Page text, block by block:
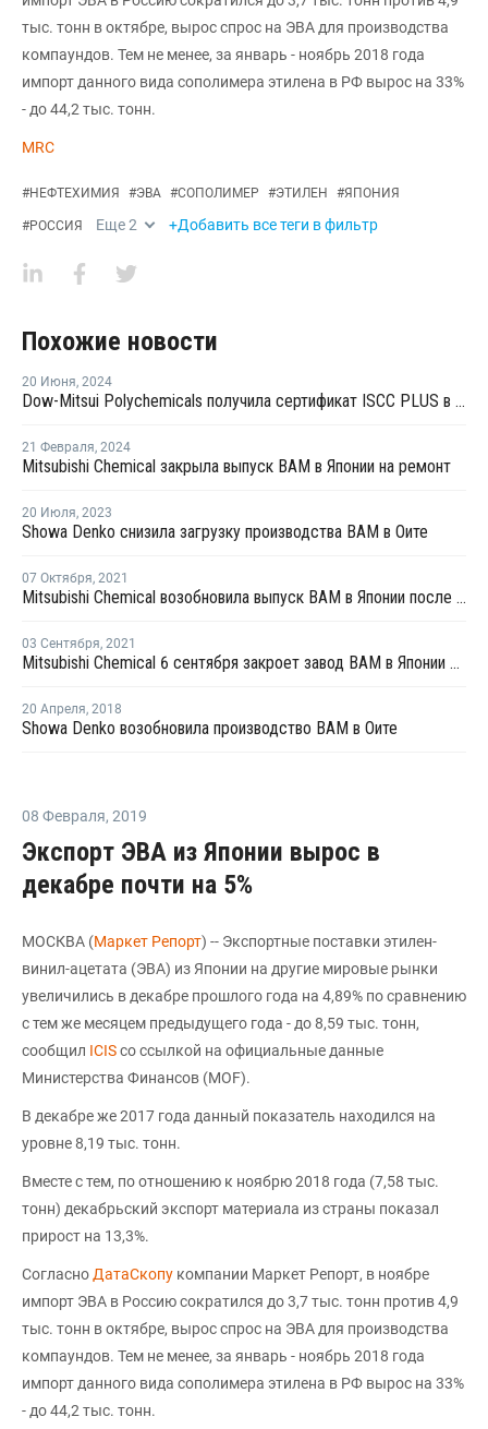
тыс. тонн в октябре, вырос спрос на ЭВА для производства
компаундов. Тем не менее, за январь - ноябрь 2018 года
импорт данного вида сополимера этилена в РФ вырос на 33%
- до 44,2 тыс. тонн.
MRC
#НЕФТЕХИМИЯ #ЭВА #СОПОЛИМЕР #ЭТИЛЕН #ЯПОНИЯ
#РОССИЯ Еще2 +Добавить все теги в фильтр
Похожие новости
20 Июня, 2024
Dow-Mitsui Polychemicals получила сертификат ISCC PLUS в Японии
21 Февраля, 2024
Mitsubishi Chemical закрыла выпуск ВАМ в Японии на ремонт
20 Июля, 2023
Showa Denko снизила загрузку производства ВАМ в Оите
07 Октября, 2021
Mitsubishi Chemical возобновила выпуск ВАМ в Японии после ремонта
03 Сентября, 2021
Mitsubishi Chemical 6 сентября закроет завод ВАМ в Японии на внеплановый ремонт
20 Апреля, 2018
Showa Denko возобновила производство ВАМ в Оите
08 Февраля, 2019
Экспорт ЭВА из Японии вырос в
декабре почти на 5%
МОСКВА (Маркет Репорт) -- Экспортные поставки этилен-
винил-ацетата (ЭВА) из Японии на другие мировые рынки
увеличились в декабре прошлого года на 4,89% по сравнению
с тем же месяцем предыдущего года - до 8,59 тыс. тонн,
сообщил ICISсо ссылкой на официальные данные
Министерства Финансов (MOF).
В декабре же 2017 года данный показатель находился на
уровне 8,19 тыс. тонн.
Вместе с тем, по отношению к ноябрю 2018 года (7,58 тыс.
тонн) декабрьский экспорт материала из страны показал
прирост на 13,3%.
Согласно ДатаСкопу компании Маркет Репорт, в ноябре
импорт ЭВА в Россию сократился до 3,7 тыс. тонн против 4,9
тыс. тонн в октябре, вырос спрос на ЭВА для производства
компаундов. Тем не менее, за январь - ноябрь 2018 года
импорт данного вида сополимера этилена в РФ вырос на 33%
- до 44,2 тыс. тонн.